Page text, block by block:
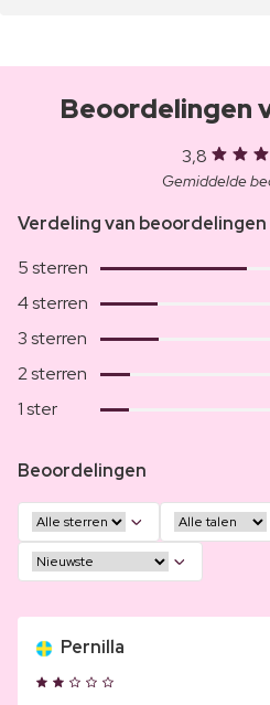
Beoordelingen
3,8
Gemiddelde
Verdeling van beoordelingen
5 sterren
4 sterren
3 sterren
2 sterren
1 ster
Beoordelingen
Pernilla